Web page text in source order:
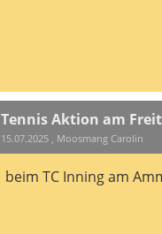
Tennis Aktion am
15.07.2025 , Moosmang Carolin
beim TC Inning am